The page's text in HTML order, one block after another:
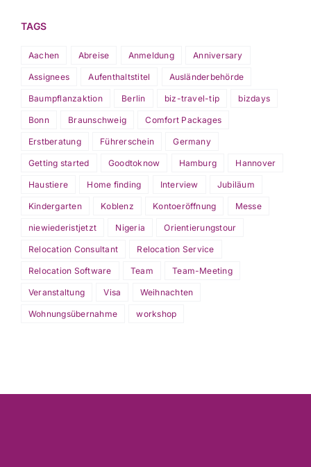
TAGS
Aachen Abreise Anmeldung Anniversary
Assignees Aufenthaltstitel Ausländerbehörde
Baumpflanzaktion Berlin biz-travel-tip bizdays
Bonn Braunschweig Comfort Packages
Erstberatung Führerschein Germany
Getting started Goodtoknow Hamburg Hannover
Haustiere Home finding Interview Jubiläum
Kindergarten Koblenz Kontoeröffnung Messe
niewiederistjetzt Nigeria Orientierungstour
Relocation Consultant Relocation Service
Relocation Software Team Team-Meeting
Veranstaltung Visa Weihnachten
Wohnungsübernahme workshop